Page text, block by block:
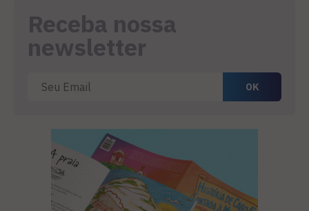
Receba nossa
newsletter